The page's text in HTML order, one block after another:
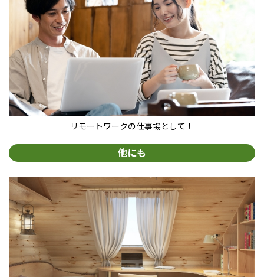
リモートワークの仕事場として！
他にも